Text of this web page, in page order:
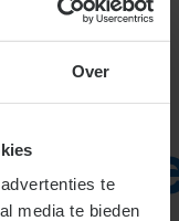
Over
te
media te bieden